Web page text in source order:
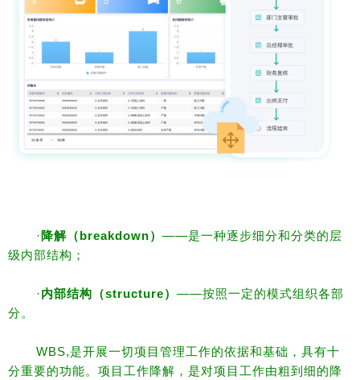
· 降解（breakdown） ——是一种逐步细分和分类的层
级内部结构；
·内部结构（structure） ——按照一定的模式组织各部
分。
WBS,是开展一切项目管理工作的依据和基础，具有十
分重要的功能。项目工作降解，是对项目工作由粗到细的降